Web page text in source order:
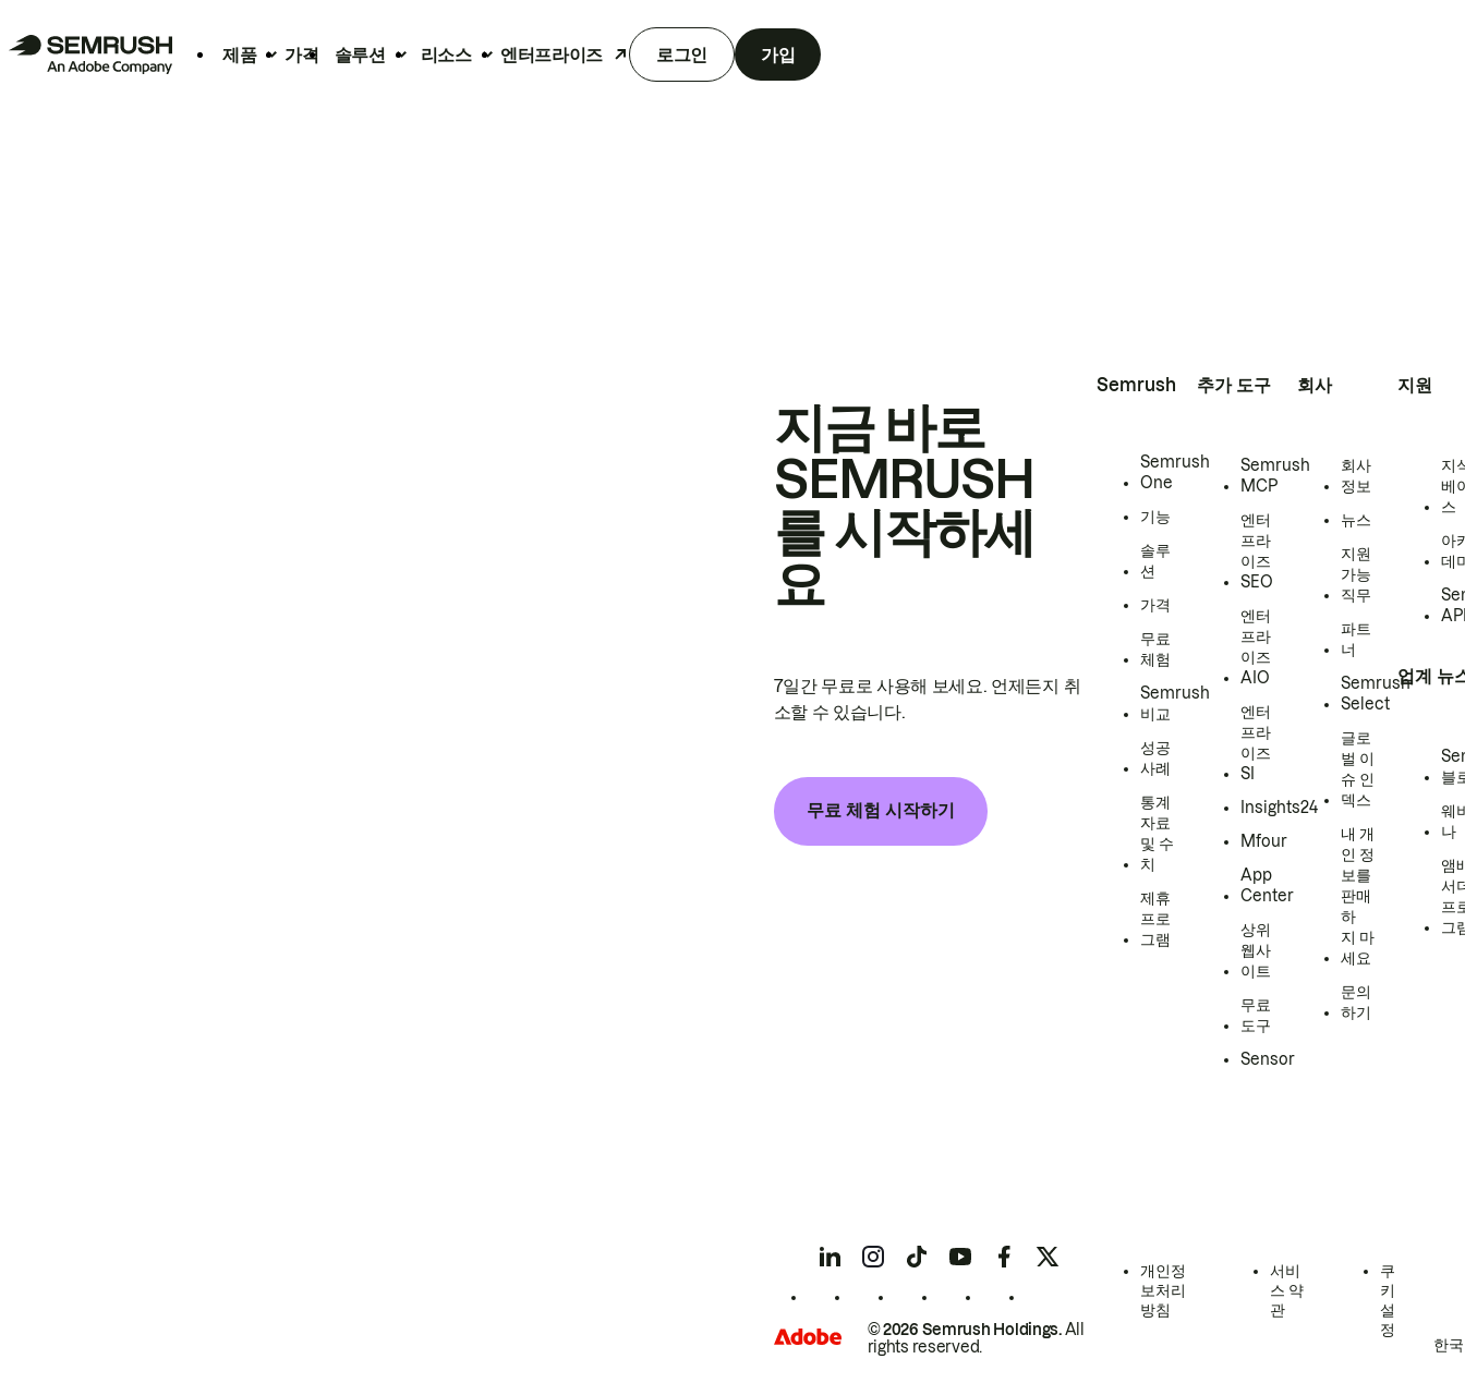
제품 가격 솔루션 리소스 엔터프라이즈 로그인 가입
지금 바로
SEMRUSH
를 시작하세
요
7일간 무료로 사용해 보세요. 언제든지 취
소할 수 있습니다.
무료 체험 시작하기
Semrush
Semrush
One
기능
솔루
션
가격
무료
체험
Semrush
비교
성공
사례
통계
자료
및 수
치
제휴
프로
그램
추가 도구
Semrush
MCP
엔터
프라
이즈
SEO
엔터
프라
이즈
AIO
엔터
프라
이즈
SI
Insights24
Mfour
App
Center
상위
웹사
이트
무료
도구
Sensor
회사
회사
정보
뉴스
지원
가능
직무
파트
너
Semrush
Select
글로
벌 이
슈 인
덱스
내 개
인 정
보를
판매
하
지 마
세요
문의
하기
지원
지
베
스
아
데
업계 뉴
블
웨
나
앰
서
프
그
© 2026 Semrush Holdings.All
rights reserved.
개인정
보처리
방침
서비
스 약
관
쿠
키
설
정
한